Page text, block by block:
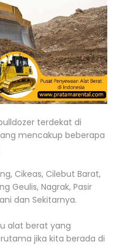
terdekat di
mencakup beberapa
Cikeas, Cilebut Barat,
Geulis, Nagrak, Pasir
dan Sekitarnya.
alat berat yang
jika kita berada di